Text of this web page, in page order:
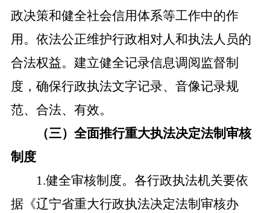
政决策和健全社会信用体系等工作中的作
用。依法公正维护行政相对人和执法人员的
合法权益。建立健全记录信息调阅监督制
度，确保行政执法文字记录、音像记录规
范、合法、有效。
（三）全面推行重大执法决定法制审核
制度
1.健全审核制度。各行政执法机关要依
据《辽宁省重大行政执法决定法制审核办